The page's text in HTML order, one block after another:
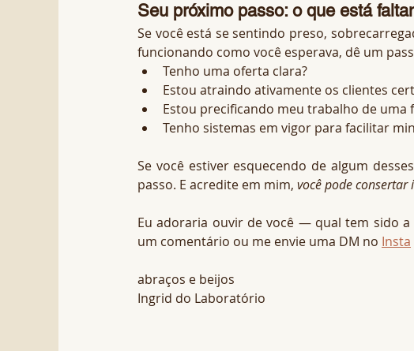
Seu próximo passo: o que está
Se você está se sentindo preso,
funcionando como você esperava, dê um
Tenho uma oferta clara?
Estou atraindo ativamente os clientes
Estou precificando meu trabalho de
Tenho sistemas em vigor para facilitar
Se você estiver esquecendo de algum
passo. E acredite em mim, você pode consertar
Eu adoraria ouvir de você — qual tem sido
um comentário ou me envie uma DM no Insta
abraços e beijos
Ingrid do Laboratório